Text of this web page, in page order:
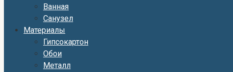
Ванная
Санузел
Материалы
Гипсокартон
Обои
Металл